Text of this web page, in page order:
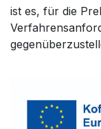
ist es, für die